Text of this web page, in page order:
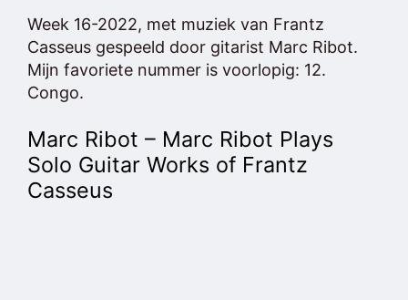
Week 16-2022, met muziek van Frantz
Casseus gespeeld door gitarist Marc Ribot.
Mijn favoriete nummer is voorlopig: 12.
Congo.
Marc Ribot – Marc Ribot Plays
Solo Guitar Works of Frantz
Casseus